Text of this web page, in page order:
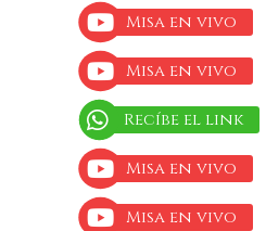
Misa en vivo
Misa en vivo
Recíbe el link
Misa en vivo
Misa en vivo